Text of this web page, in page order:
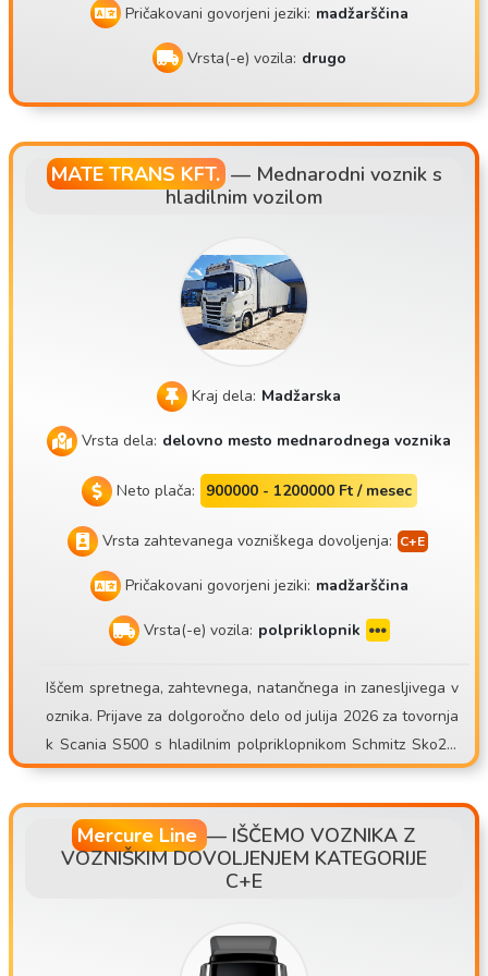
Pričakovani govorjeni jeziki: madžarščina
Vrsta(-e) vozila: drugo
MATE TRANS KFT.— Mednarodni voznik s
hladilnim vozilom
Kraj dela: Madžarska
Vrsta dela: delovno mesto mednarodnega voznika
Neto plača: 900000 - 1200000 Ft / mesec
Vrsta zahtevanega vozniškega dovoljenja:
Pričakovani govorjeni jeziki: madžarščina
Vrsta(-e) vozila: polpriklopnik
Iščem spretnega, zahtevnega, natančnega in zanesljivega v
oznika. Prijave za dolgoročno delo od julija 2026 za tovornja
k Scania S500 s hladilnim polpriklopnikom Schmitz Sko24.
Mate Trans Kft. https://matetrans.webnode.hu/ Naš moto je:
»Profesionalno ali nič!« Zaradi ŠIRITVE VOZNEGA PARKA je
na voljo delovno mesto voznika! Iščemo izkušenega voznika
za mednarodno delo s hladilnim prikolicem! Tudi iz okolice B
opravljamo prevoze za naše naročnike v Zahodno Evropo. N
aša baza je v Balotaszállásu. Parkiranje v okolici Budimpešt
Mercure Line— IŠČEMO VOZNIKA Z
VOZNIŠKIM DOVOLJENJEM KATEGORIJE
C+E